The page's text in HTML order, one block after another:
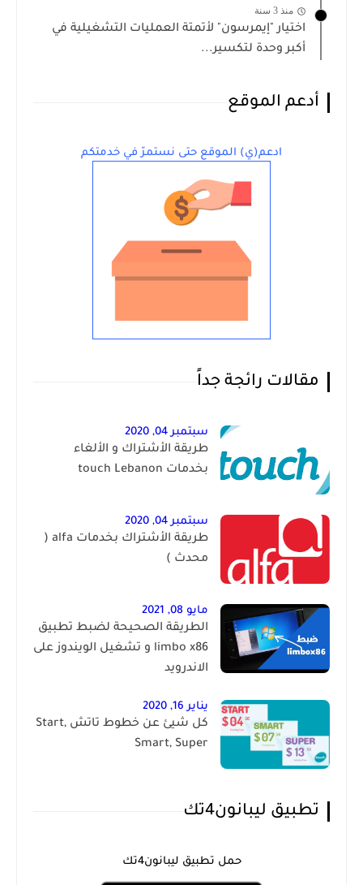
منذ 3 سنة
اختيار "إيمرسون" لأتمتة العمليات التشغيلية في
أكبر وحدة لتكسير...
أدعم الموقع
ادعم(ي) الموقع حتى نستمرّ في خدمتكم
مقالات رائجة جداً
سبتمبر 04, 2020
طريقة الأشتراك و الألغاء
بخدمات touch Lebanon
سبتمبر 04, 2020
طريقة الأشتراك بخدمات alfa (
محدث )
مايو 08, 2021
الطريقة الصحيحة لضبط تطبيق
limbo x86 و تشغيل الويندوز على
الاندرويد
يناير 16, 2020
كل شيئ عن خطوط تاتش Start,
Smart, Super
تطبيق ليبانون4تك
حمل تطبيق ليبانون4تك